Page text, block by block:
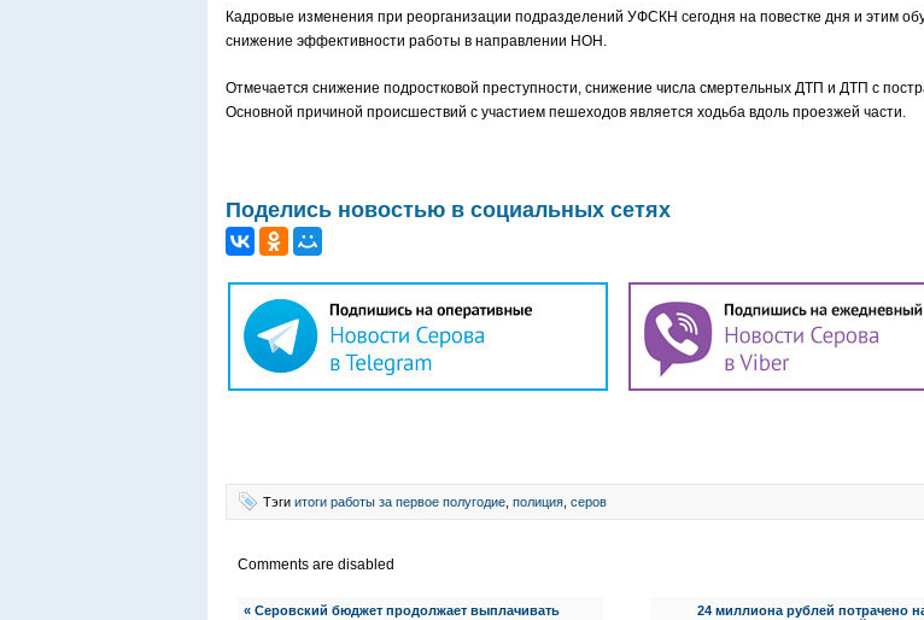
Кадровые изменения при реорганизации подразделений УФСКН сегодня на повестке дня и этим
снижение эффективности работы в направлении НОН.
Отмечается снижение подростковой преступности, снижение числа смертельных ДТП и ДТП с
Основной причиной происшествий с участием пешеходов является ходьба вдоль проезжей части.
Поделись новостью в социальных сетях
Тэги итоги работы за первое полугодие полиция серов
Comments are disabled
« Серовский бюджет продолжает выплачивать
24 миллиона рублей потрачено